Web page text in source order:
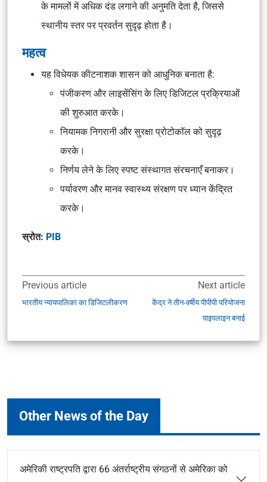
के मामलों में अधिक दंड लगाने की अनुमति देता है, जिससे
स्थानीय स्तर पर प्रवर्तन सुदृढ़ होता है।
महत्व
यह विधेयक कीटनाशक शासन को आधुनिक बनाता है:
पंजीकरण और लाइसेंसिंग के लिए डिजिटल प्रक्रियाओं
की शुरुआत करके।
नियामक निगरानी और सुरक्षा प्रोटोकॉल को सुदृढ़
करके।
निर्णय लेने के लिए स्पष्ट संस्थागत संरचनाएँ बनाकर।
पर्यावरण और मानव स्वास्थ्य संरक्षण पर ध्यान केंद्रित
करके।
स्रोत: PIB
Previous article
भारतीय न्यायपालिका का डिजिटलीकरण
Next article
केंद्र ने तीन-वर्षीय पीपीपी परियोजना
पाइपलाइन बनाई
Other News of the Day
अमेरिकी राष्ट्रपति द्वारा 66 अंतर्राष्ट्रीय संगठनों से अमेरिका को